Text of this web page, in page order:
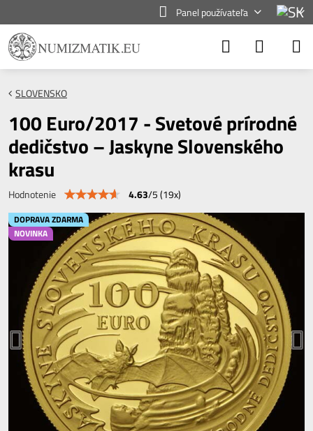
Panel používateľa
DOPRAVA ZDARMA
NOVINKA
SLOVENSKO
100 Euro/2017 - Svetové prírodné
dedičstvo – Jaskyne Slovenského
krasu
Hodnotenie 4.63/5(19x)